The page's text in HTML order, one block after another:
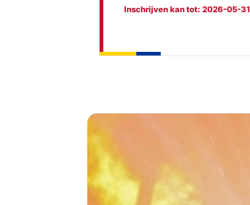
Inschrijven kan tot: 2026-05-31